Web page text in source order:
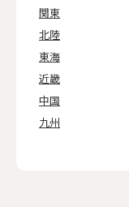
関東
北陸
東海
近畿
中国
九州